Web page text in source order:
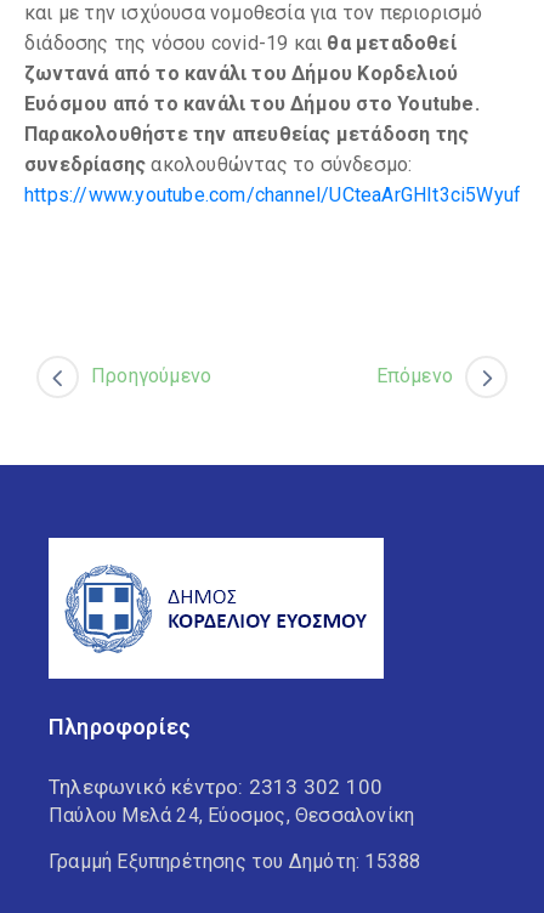
και με την ισχύουσα νομοθεσία για τον περιορισμό
διάδοσης της νόσου covid-19 και θα μεταδοθεί
ζωντανά από το κανάλι του Δήμου Κορδελιού
Ευόσμου από το κανάλι του Δήμου στοYoutube.
Παρακολουθήστε την απευθείας μετάδοση της
συνεδρίασηςακολουθώντας το σύνδεσμο:
https://www.youtube.com/channel/
Προηγούμενο Επόμενο
Πληροφορίες
Τηλεφωνικό κέντρο: 2313 302 100
Παύλου Μελά 24, Εύοσμος, Θεσσαλονίκη
Γραμμή Εξυπηρέτησης του Δημότη: 15388